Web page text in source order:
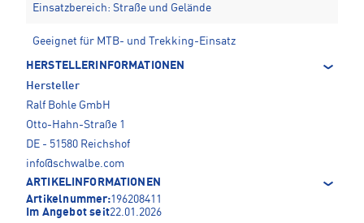
Einsatzbereich: Straße und Gelände
Geeignet für MTB- und Trekking-Einsatz
HERSTELLERINFORMATIONEN
Hersteller
Ralf Bohle GmbH
Otto-Hahn-Straße 1
DE - 51580 Reichshof
info@schwalbe.com
ARTIKELINFORMATIONEN
Artikelnummer:196208411
Im Angebot seit22.01.2026